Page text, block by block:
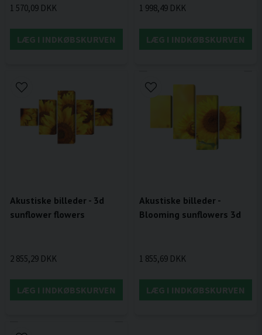
1 570,09 DKK
LÆG I INDKØBSKURVEN
1 998,49 DKK
LÆG I INDKØBSKURVEN
Akustiske billeder - 3d
sunflower flowers
2 855,29 DKK
LÆG I INDKØBSKURVEN
Akustiske billeder -
Blooming sunflowers 3d
1 855,69 DKK
LÆG I INDKØBSKURVEN